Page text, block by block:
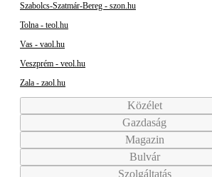
Szabolcs-Szatmár-Bereg - szon.hu
Tolna - teol.hu
Vas - vaol.hu
Veszprém - veol.hu
Zala - zaol.hu
Közélet
Gazdaság
Magazin
Bulvár
Szolgáltatás